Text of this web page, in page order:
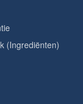
(Ingrediënten)